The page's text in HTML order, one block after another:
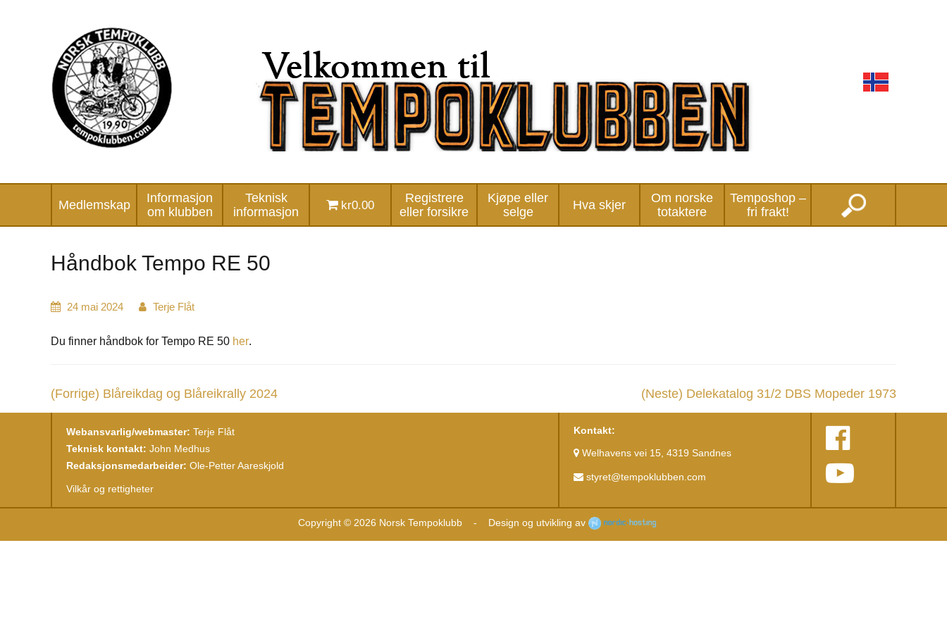
Medlemskap
Informasjon
om klubben
Teknisk
informasjon
kr0.00
Registrere
eller forsikre
Kjøpe eller
selge
Hva skjer
Om norske
totaktere
Temposhop –
fri frakt!
Håndbok Tempo RE 50
24 mai 2024 Terje Flåt
Du finner håndbok for Tempo RE 50 her.
(Forrige) Blåreikdag og Blåreikrally 2024 (Neste) Delekatalog 31/2 DBS Mopeder 1973
Webansvarlig/webmaster: Terje Flåt
Teknisk kontakt: John Medhus
Redaksjonsmedarbeider: Ole-Petter Aareskjold
Vilkår og rettigheter
Kontakt:
Welhavens vei 15, 4319 Sandnes
styret@tempoklubben.com
Copyright © 2026 Norsk Tempoklubb - Design og utvikling av